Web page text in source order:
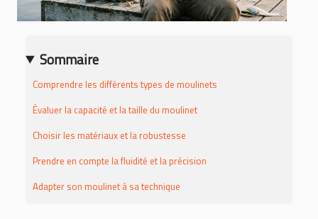
Sommaire
Comprendre les différents types de moulinets
Évaluer la capacité et la taille du moulinet
Choisir les matériaux et la robustesse
Prendre en compte la fluidité et la précision
Adapter son moulinet à sa technique